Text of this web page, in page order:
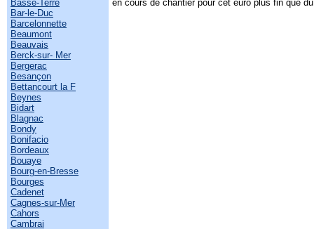
Basse-Terre
Bar-le-Duc
Barcelonnette
Beaumont
Beauvais
Berck-sur- Mer
Bergerac
Besançon
Bettancourt la F
Beynes
Bidart
Blagnac
Bondy
Bonifacio
Bordeaux
Bouaye
Bourg-en-Bresse
Bourges
Cadenet
Cagnes-sur-Mer
Cahors
Cambrai
en cours de chantier pour cet euro plus fin que